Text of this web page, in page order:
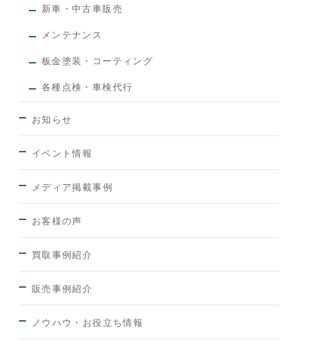
新車・中古車販売
メンテナンス
板金塗装・コーティング
各種点検・車検代行
お知らせ
イベント情報
メディア掲載事例
お客様の声
買取事例紹介
販売事例紹介
ノウハウ・お役立ち情報